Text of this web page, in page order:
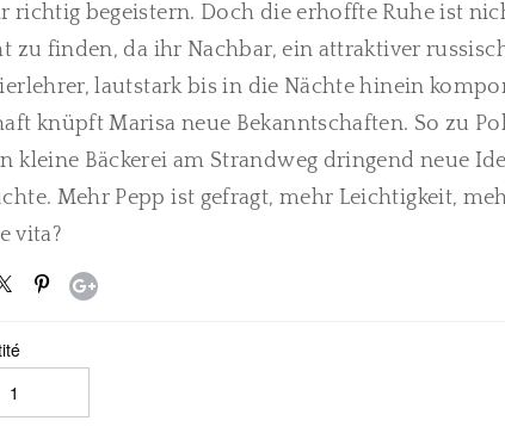
richtig begeistern. Doch die erhoffte Ruhe ist
zu finden, da ihr Nachbar, ein attraktiver
lautstark bis in die Nächte hinein
knüpft Marisa neue Bekanntschaften. So zu
kleine Bäckerei am Strandweg dringend neue
Mehr Pepp ist gefragt, mehr Leichtigkeit,
vita?